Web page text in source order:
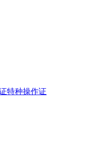
特种操作证